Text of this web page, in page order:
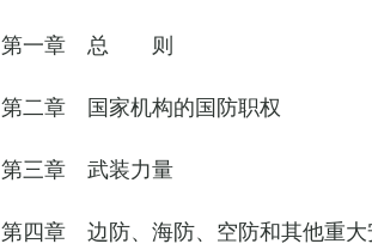
第一章 总 则
第二章 国家机构的国防职权
第三章 武装力量
第四章 边防、海防、空防和其他重大